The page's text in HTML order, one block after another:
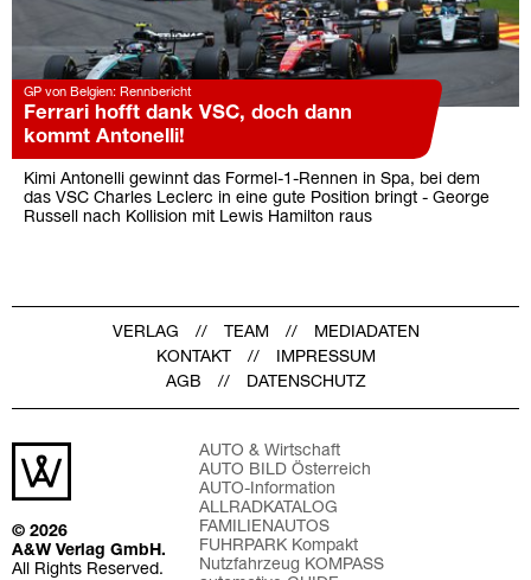
GP von Belgien: Rennbericht
Ferrari hofft dank VSC, doch dann
kommt Antonelli!
Kimi Antonelli gewinnt das Formel-1-Rennen in Spa, bei dem
das VSC Charles Leclerc in eine gute Position bringt - George
Russell nach Kollision mit Lewis Hamilton raus
VERLAG TEAM
MEDIADATEN
KONTAKT
IMPRESSUM
AGB
DATENSCHUTZ
© 2026
A&W Verlag GmbH.
All Rights Reserved.
AUTO & Wirtschaft
AUTO BILD Österreich
AUTO-Information
ALLRADKATALOG
FAMILIENAUTOS
FUHRPARK Kompakt
Nutzfahrzeug KOMPASS